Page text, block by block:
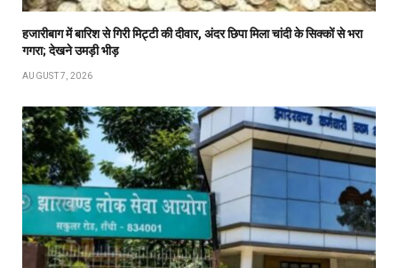
हजारीबाग में बारिश से गिरी मिट्टी की दीवार, अंदर छिपा मिला चांदी के सिक्कों से भरा
गगरा; देखने उमड़ी भीड़
AUGUST 7, 2026